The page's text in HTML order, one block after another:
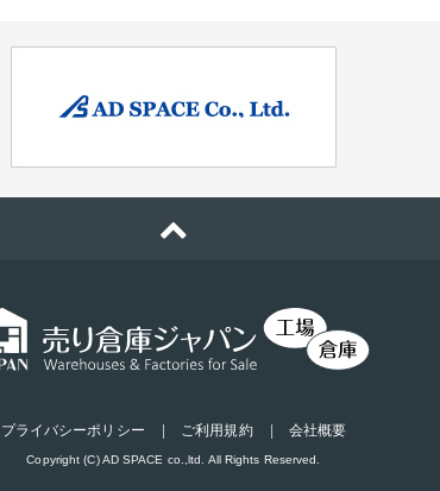
プライバシーポリシー ご利用規約 会社概要
Copyright (C) AD SPACE co.,ltd. All Rights Reserved.